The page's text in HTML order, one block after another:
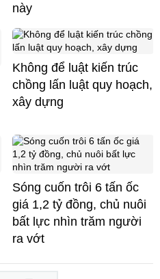
này
Không để luật kiến trúc
chồng lấn luật quy hoạch,
xây dựng
Sóng cuốn trôi 6 tấn ốc
giá 1,2 tỷ đồng, chủ nuôi
bất lực nhìn trăm người
ra vớt